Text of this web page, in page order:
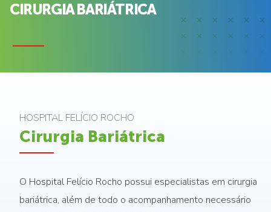
CIRURGIA BARIÁTRICA
HOSPITAL FELÍCIO ROCHO
Cirurgia Bariátrica
O Hospital Felício Rocho possui especialistas em cirurgia
bariátrica, além de todo o acompanhamento necessário